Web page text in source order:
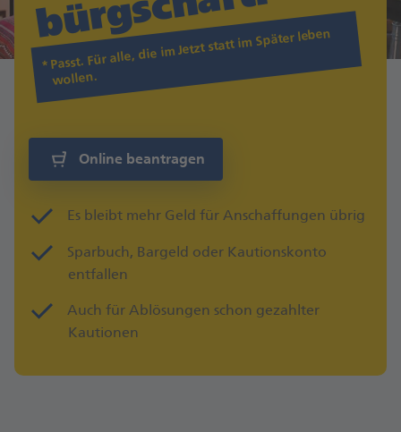
Passt. Für alle, die im Jetzt statt im Später leben
wollen.
Online beantragen
Es bleibt mehr Geld für Anschaffungen übrig
Sparbuch, Bargeld oder Kautionskonto
entfallen
Auch für Ablösungen schon gezahlter
Kautionen